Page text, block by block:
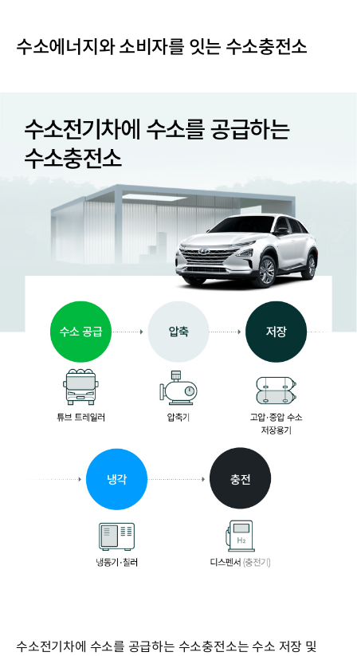
수소에너지와 소비자를 잇는 수소충전소
수소전기차에 수소를 공급하는 수소충전소는 수소 저장 및